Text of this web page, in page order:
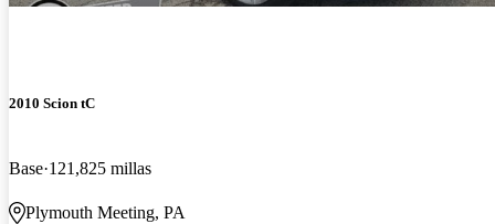
2010 Scion tC
Base 121,825 millas
Plymouth Meeting, PA